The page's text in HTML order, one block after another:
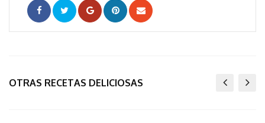
Google+PinterestShare
OTRAS RECETAS DELICIOSAS